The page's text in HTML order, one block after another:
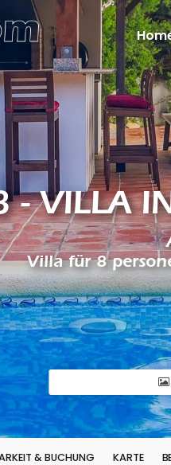
- VILLA
Villa für 8
& BUCHUNG KARTE